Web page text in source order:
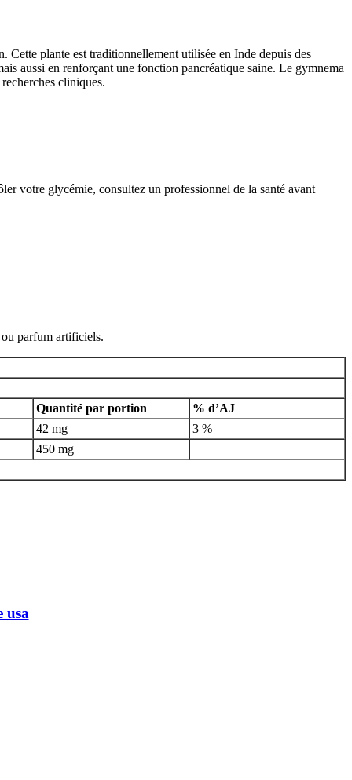
Cette plante est traditionnellement utilisée en Inde depuis des
aussi en renforçant une fonction pancréatique saine. Le gymnema
cliniques.
votre glycémie, consultez un professionnel de la santé avant
parfum artificiels.
Quantité par portion
% d’AJ
42 mg
3 %
450 mg
usa